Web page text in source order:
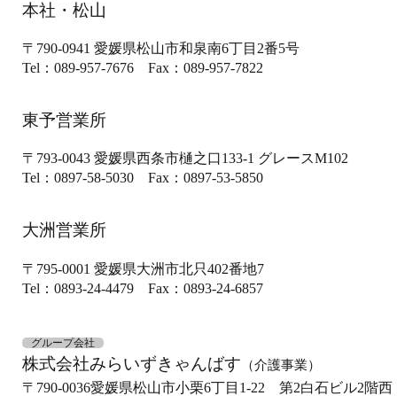
本社・松山
〒790-0941 愛媛県松山市和泉南6丁目2番5号
Tel：089-957-7676 Fax：089-957-7822
東予営業所
〒793-0043 愛媛県西条市樋之口133-1 グレースM102
Tel：0897-58-5030 Fax：0897-53-5850
大洲営業所
〒795-0001 愛媛県大洲市北只402番地7
Tel：0893-24-4479 Fax：0893-24-6857
グループ会社
株式会社みらいずきゃんばす （介護事業）
〒790-0036愛媛県松山市小栗6丁目1-22 第2白石ビル2階西